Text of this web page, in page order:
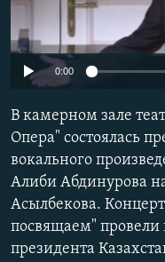
0:00
В камерном зале
Опера" состоялась
вокального
Алиби Абдинурова
Асылбекова.
посвящаем" провели
президента